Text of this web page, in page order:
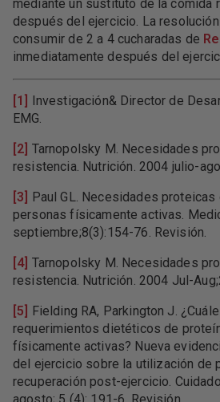
mediante un sustituto de la comida
después del ejercicio. La
consumir de 2 a 4 cucharadas de
inmediatamente después del
[1]
Investigación& Director de
EMG.
[2] Tarnopolsky M. Necesidades
resistencia. Nutrición. 2004 julio-
[3]
Paul GL. Necesidades
personas físicamente activas.
septiembre;8(3):154-76. Revisión.
[4] Tarnopolsky M. Necesidades
resistencia. Nutrición. 2004 Jul-
[5]
Fielding RA, Parkington J.
requerimientos dietéticos de
físicamente activas? Nueva
del ejercicio sobre la utilización de
recuperación post-ejercicio.